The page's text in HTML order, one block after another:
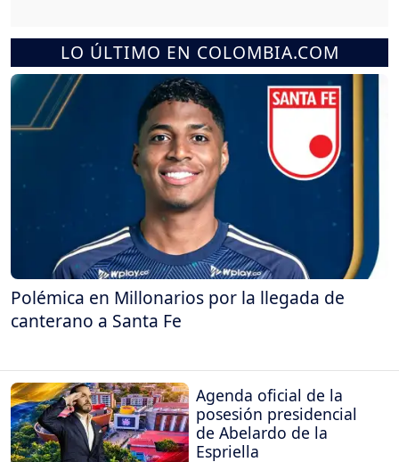
LO ÚLTIMO EN COLOMBIA.COM
Polémica en Millonarios por la llegada de
canterano a Santa Fe
Agenda oficial de la
posesión presidencial
de Abelardo de la
Espriella